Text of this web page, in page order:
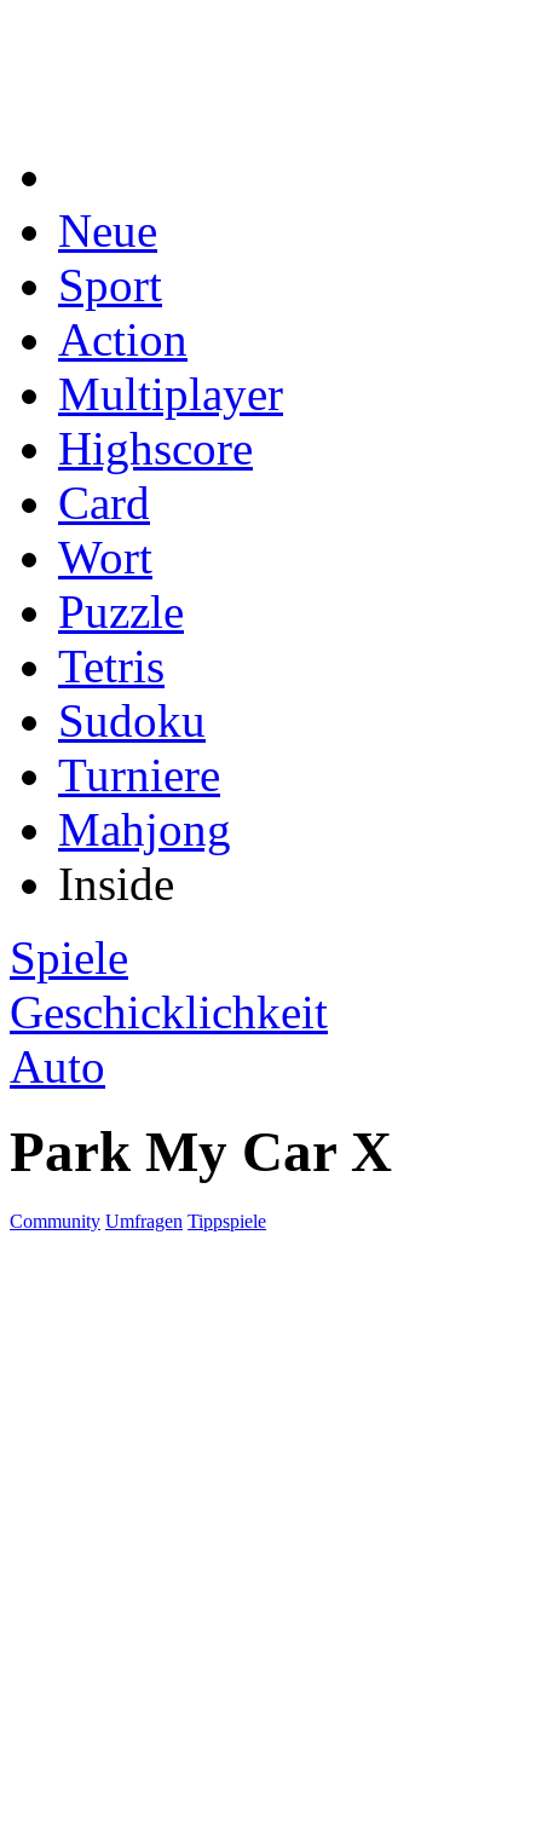
Neue
Sport
Action
Multiplayer
Highscore
Card
Wort
Puzzle
Tetris
Sudoku
Turniere
Mahjong
Inside
Spiele
Geschicklichkeit
Auto
Park My Car X
Community Umfragen Tippspiele